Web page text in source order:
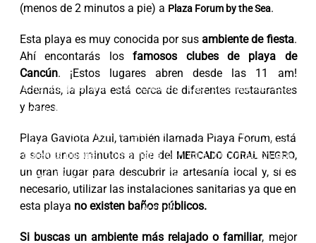
(menos de 2 minutos a pie) a Plaza Forum by the Sea.
Esta playa es muy conocida por susambiente de fiesta.
Ahí encontarás losfamosos clubes de playa de
Cancún. ¡Estos lugares abren desde las 11 am!
Además, la playa está cerca de diferentes restaurantes
y bares.
Playa Gaviota Azul, también llamada Playa Forum, está
a solo unos minutos a pie del MERCADO CORAL NEGRO,
un gran lugar para descubrir la artesanía local y, si es
necesario, utilizar las instalaciones sanitarias ya que en
esta playa no existen baños públicos.
Si buscas un ambiente más relajado o familiar, mejor
Esta página web usa cookies. Las cookies de este
sitio web se usan para personalizar el contenido y los
anuncios, ofrecer funciones de redes sociales y
sobre el uso que haga del sitio web con nuestros
partners de redes sociales, publicidad y análisis web,
quienes pueden combinarla con otra información que
les haya proporcionado o que hayan recopilado a
partir del uso que haya hecho de sus servicios.
Aceptar